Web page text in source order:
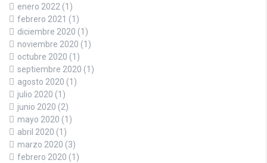
enero 2022 (1)
febrero 2021 (1)
diciembre 2020 (1)
noviembre 2020 (1)
octubre 2020 (1)
septiembre 2020 (1)
agosto 2020 (1)
julio 2020 (1)
junio 2020 (2)
mayo 2020 (1)
abril 2020 (1)
marzo 2020 (3)
febrero 2020 (1)